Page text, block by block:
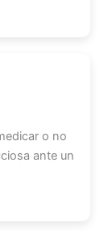
o no
ante un